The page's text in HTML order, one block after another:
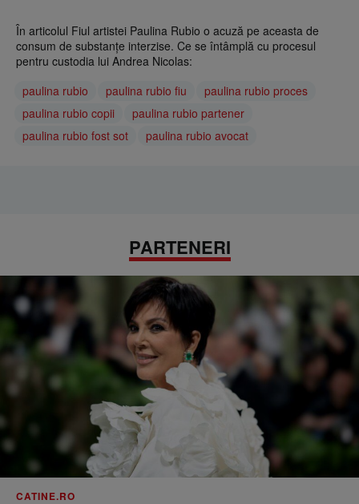
În articolul Fiul artistei Paulina Rubio o acuză pe aceasta de
consum de substanțe interzise. Ce se întâmplă cu procesul
pentru custodia lui Andrea Nicolas:
paulina rubio
paulina rubio fiu
paulina rubio proces
paulina rubio copii
paulina rubio partener
paulina rubio fost sot
paulina rubio avocat
PARTENERI
CATINE.RO